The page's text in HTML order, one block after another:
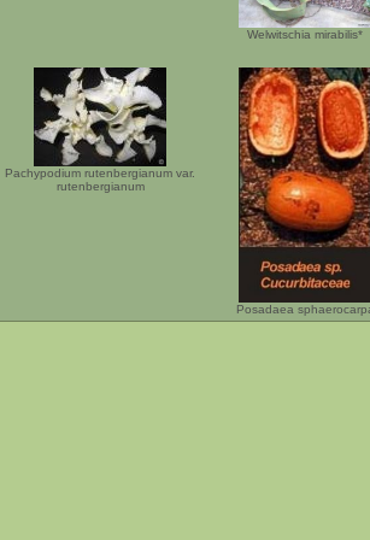
Welwitschia mirabilis*
Pachypodium rutenbergianum var.
rutenbergianum
Posadaea